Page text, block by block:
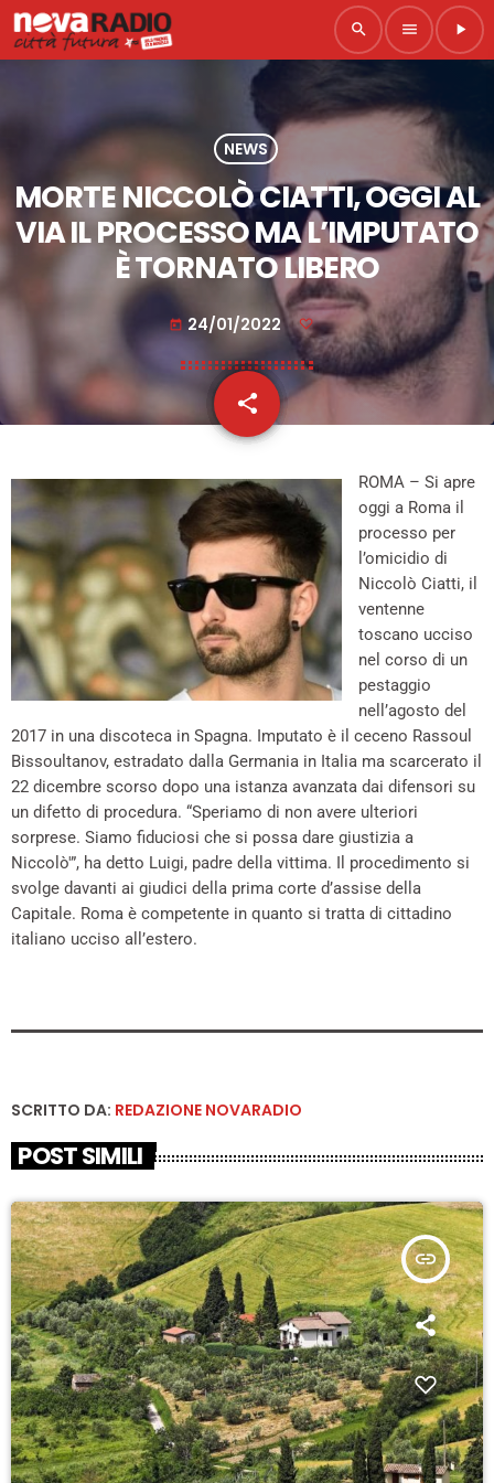
search menu play_arrow
NEWS
MORTE NICCOLÒ CIATTI, OGGI AL
VIA IL PROCESSO MA L’IMPUTATO
È TORNATO LIBERO
today 24/01/2022
share
email
ROMA – Si apre
oggi a Roma il
processo per
l’omicidio di
Niccolò Ciatti, il
ventenne
toscano ucciso
nel corso di un
pestaggio
nell’agosto del
2017 in una discoteca in Spagna. Imputato è il ceceno Rassoul
Bissoultanov, estradato dalla Germania in Italia ma scarcerato il
22 dicembre scorso dopo una istanza avanzata dai difensori su
un difetto di procedura. “Speriamo di non avere ulteriori
sorprese. Siamo fiduciosi che si possa dare giustizia a
Niccolò'”, ha detto Luigi, padre della vittima. Il procedimento si
svolge davanti ai giudici della prima corte d’assise della
Capitale. Roma è competente in quanto si tratta di cittadino
italiano ucciso all’estero.
SCRITTO DA: REDAZIONE NOVARADIO
POST SIMILI
insert_link